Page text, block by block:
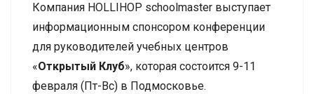
оптимизировать многие операции внутри
системы, повысить скорость работы.
В мае начата масштабная доработка
финансовой системы - создание
Компания HOLLIHOP schoolmaster выступает
информационным спонсором конференции
для руководителей учебных центров
«Открытый Клуб», которая состоится 9-11
февраля (Пт-Вс) в Подмосковье.